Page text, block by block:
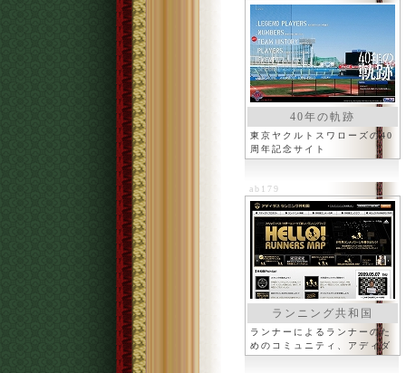
40年の軌跡
東京ヤクルトスワローズの40
周年記念サイト
ab179
ランニング共和国
ランナーによるランナーのた
めのコミュニティ、アディダ
ス